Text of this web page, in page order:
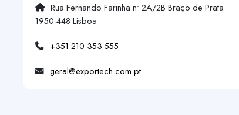
Rua Fernando Farinha nº 2A/2B Braço de Prata
1950-448 Lisboa
+351 210 353 555
geral@exportech.com.pt